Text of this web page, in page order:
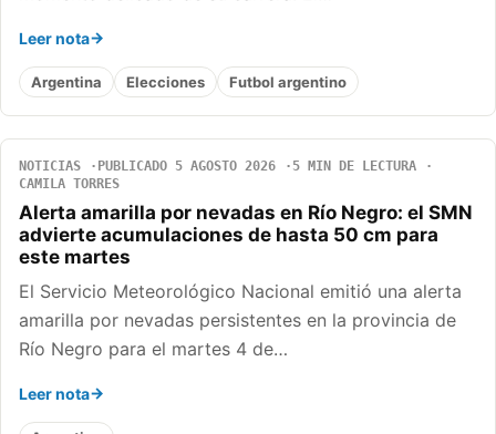
Leer nota
Argentina Elecciones Futbol argentino
NOTICIAS PUBLICADO 5 AGOSTO 2026
5 MIN DE LECTURA
CAMILA TORRES
Alerta amarilla por nevadas en Río Negro: el SMN
advierte acumulaciones de hasta 50 cm para
este martes
El Servicio Meteorológico Nacional emitió una alerta
amarilla por nevadas persistentes en la provincia de
Río Negro para el martes 4 de…
Leer nota